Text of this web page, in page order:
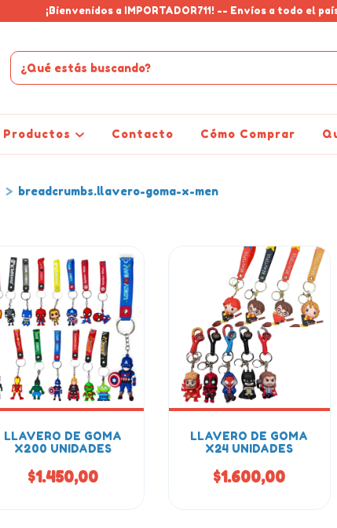
¡Bienvenidos a IMPORTADOR711! -- Envíos a todo el
Productos Contacto Cómo Comprar
> breadcrumbs.llavero-goma-x-men
LLAVERO DE GOMA
X200 UNIDADES
$1.450,00
LLAVERO DE GOMA
X24 UNIDADES
$1.600,00